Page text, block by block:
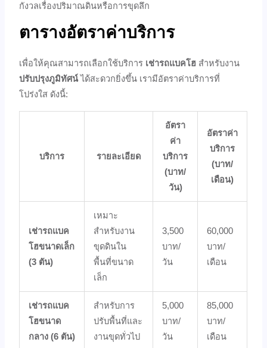
กังวลเรื่องปริมาณดินหรือการขุดลึก
ตารางอัตราค่าบริการ
เพื่อให้คุณสามารถเลือกใช้บริการ เช่ารถแบคโฮ สำหรับงาน
ปรับปรุงภูมิทัศน์ได้สะดวกยิ่งขึ้น เรามีอัตราค่าบริการที่
โปร่งใส ดังนี้:
บริการ รายละเอียด
อัตรา
ค่า
บริการ
(บาท/
วัน)
อัตราค่า
บริการ
(บาท/
เดือน)
เช่ารถแบค
โฮขนาดเล็ก
(3 ตัน)
เหมาะ
สำหรับงาน
ขุดดินใน
พื้นที่ขนาด
เล็ก
3,500
บาท/
วัน
60,000
บาท/
เดือน
เช่ารถแบค
โฮขนาด
กลาง (6 ตัน)
สำหรับการ
ปรับพื้นที่และ
งานขุดทั่วไป
5,000
บาท/
วัน
85,000
บาท/
เดือน